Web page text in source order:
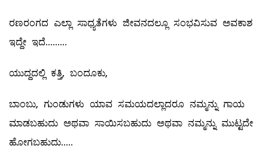
ರಣರಂಗದ ಎಲ್ಲಾ ಸಾಧ್ಯತೆಗಳು ಜೀವನದಲ್ಲೂ ಸಂಭವಿಸುವ ಅವಕಾಶ
ಇದ್ದೇ ಇದೆ.........‌
ಯುದ್ದದಲ್ಲಿ ಕತ್ತಿ, ಬಂದೂಕು,
ಬಾಂಬು, ಗುಂಡುಗಳು ಯಾವ ಸಮಯದಲ್ಲಾದರೂ ನಮ್ಮನ್ನು ಗಾಯ
ಮಾಡಬಹುದು ಅಥವಾ ಸಾಯಿಸಬಹುದು ಅಥವಾ ನಮ್ಮನ್ನು ಮುಟ್ಟದೇ
ಹೋಗಬಹುದು.....